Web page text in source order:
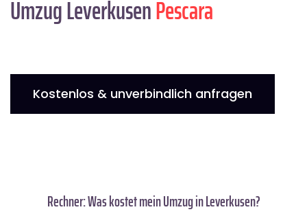
Umzug LeverkusenPescara
Kostenlos & unverbindlich anfragen
Rechner: Was kostet mein Umzug in Leverkusen?